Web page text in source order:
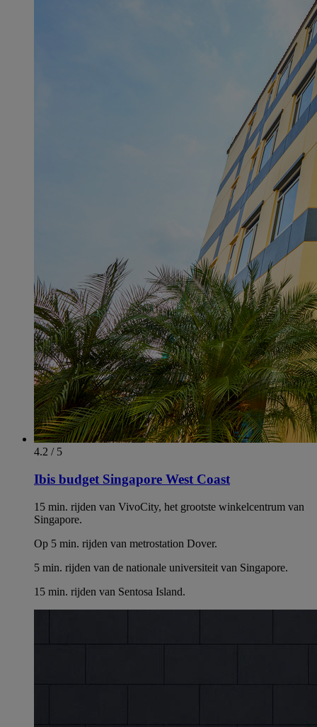
4.2 / 5
Ibis budget Singapore West Coast
15 min. rijden van VivoCity, het grootste winkelcentrum van
Singapore.
Op 5 min. rijden van metrostation Dover.
5 min. rijden van de nationale universiteit van Singapore.
15 min. rijden van Sentosa Island.